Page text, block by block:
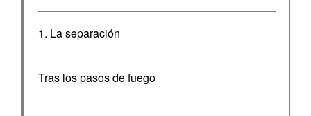
1. La separación
Tras los pasos de fuego